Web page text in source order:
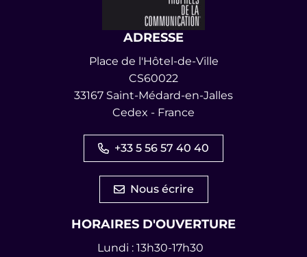
ADRESSE
Place de l'Hôtel-de-Ville
CS60022
33167 Saint-Médard-en-Jalles
Cedex - France
+33 5 56 57 40 40
Nous écrire
HORAIRES D'OUVERTURE
Lundi : 13h30-17h30